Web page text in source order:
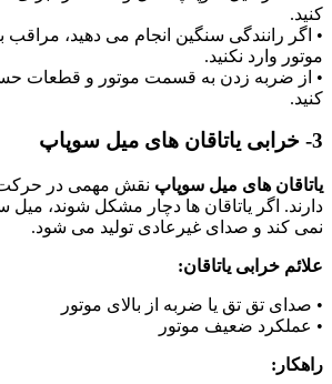
کنید.
• اگر رانندگی سنگین انجام می دهید، مراقب
موتور وارد نکنید.
• از ضربه زدن به قسمت موتور و قطعات
کنید.
3- خرابی یاتاقان های میل سوپاپ
یاتاقان های میل سوپاپ نقش مهمی در
دارند. اگر یاتاقان ها دچار مشکل شوند، میل
نمی کند و صدای غیرعادی تولید می شود.
علائم خرابی یاتاقان:
• صدای تق تق یا ضربه از بالای موتور
• عملکرد ضعیف موتور
راهکار: